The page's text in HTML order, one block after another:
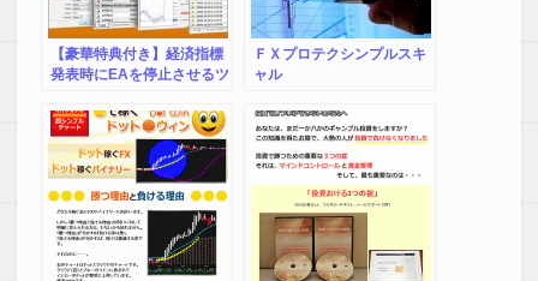
【豪華特典付き】経済指標
発表時にEAを停止させるツ
Defender☆（フォレックス
イベントディフェンダー）
ＦＸプロテクシンプルスキ
ャル